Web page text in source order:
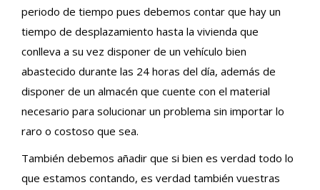
periodo de tiempo pues debemos contar que hay un
tiempo de desplazamiento hasta la vivienda que
conlleva a su vez disponer de un vehículo bien
abastecido durante las 24 horas del día, además de
disponer de un almacén que cuente con el material
necesario para solucionar un problema sin importar lo
raro o costoso que sea.
También debemos añadir que si bien es verdad todo lo
que estamos contando, es verdad también vuestras